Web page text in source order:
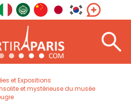
et Expositions
et mystérieuse du musée